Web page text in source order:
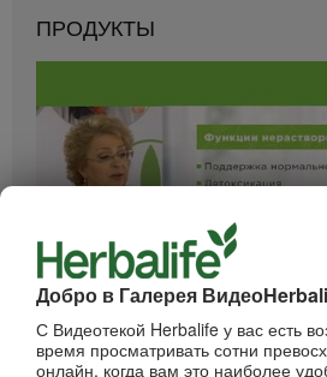
Добро в Галерея
С Видеотекой Herbalife у вас есть
время просматривать сотни
онлайн, когда вам это наиболее
ПРОДУКТЫ
Вебинар - Пищеварение
Вебинары от компании